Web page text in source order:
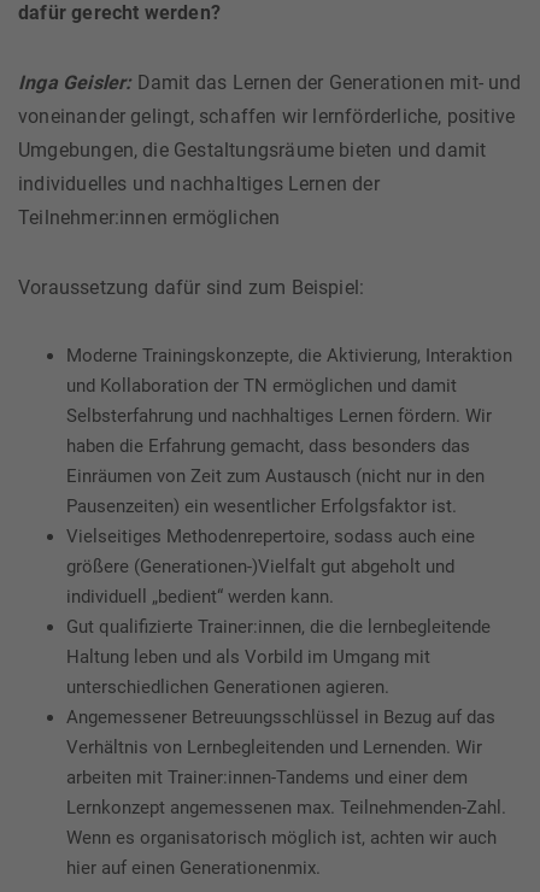
dafür gerecht werden?
Inga Geisler: Damit das Lernen der Generationen mit- und
voneinander gelingt, schaffen wir lernförderliche, positive
Umgebungen, die Gestaltungsräume bieten und damit
individuelles und nachhaltiges Lernen der
Teilnehmer:innen ermöglichen
Voraussetzung dafür sind zum Beispiel:
Moderne Trainingskonzepte, die Aktivierung, Interaktion
und Kollaboration der TN ermöglichen und damit
Selbsterfahrung und nachhaltiges Lernen fördern. Wir
haben die Erfahrung gemacht, dass besonders das
Einräumen von Zeit zum Austausch (nicht nur in den
Pausenzeiten) ein wesentlicher Erfolgsfaktor ist.
Vielseitiges Methodenrepertoire, sodass auch eine
größere (Generationen-)Vielfalt gut abgeholt und
individuell „bedient“ werden kann.
Gut qualifizierte Trainer:innen, die die lernbegleitende
Haltung leben und als Vorbild im Umgang mit
unterschiedlichen Generationen agieren.
Angemessener Betreuungsschlüssel in Bezug auf das
Verhältnis von Lernbegleitenden und Lernenden. Wir
arbeiten mit Trainer:innen-Tandems und einer dem
Lernkonzept angemessenen max. Teilnehmenden-Zahl.
Wenn es organisatorisch möglich ist, achten wir auch
hier auf einen Generationenmix.